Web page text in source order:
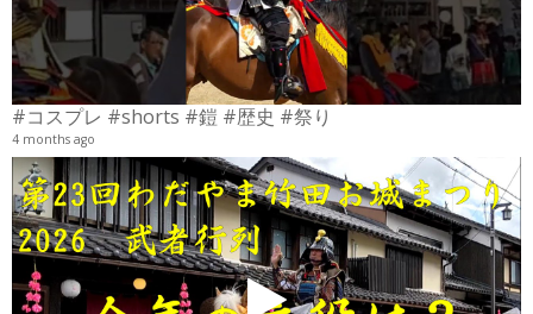
#コスプレ #shorts #鎧 #歴史 #祭り
4 months ago